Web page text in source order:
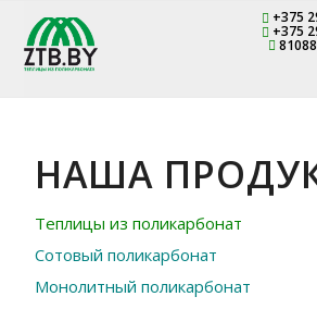
+375
+375
НАША
Теплицы из поликарбонат
Сотовый поликарбонат
Монолитный поликарбонат